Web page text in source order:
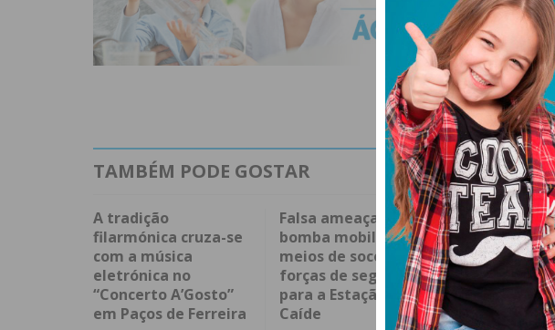
TAMBÉM PODE GOSTAR
A tradição
filarmónica cruza-se
com a música
eletrónica no
“Concerto A’Gosto”
em Paços de Ferreira
Falsa ameaça de
bomba mobilizou
meios de socorro e
forças de segurança
para a Estação de
Caíde
Bilhete de
Identidade
deixou de
como
viagem na
6 DE AGOSTO